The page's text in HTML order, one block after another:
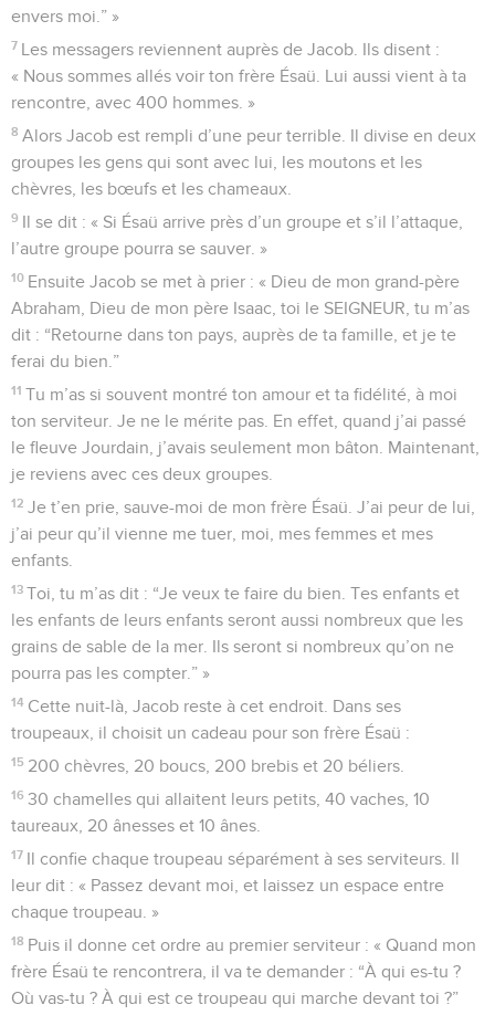
envers moi.” »
7 Les messagers reviennent auprès de Jacob. Ils disent :
« Nous sommes allés voir ton frère Ésaü. Lui aussi vient à ta
rencontre, avec 400 hommes. »
8 Alors Jacob est rempli d’une peur terrible. Il divise en deux
groupes les gens qui sont avec lui, les moutons et les
chèvres, les bœufs et les chameaux.
9 Il se dit : « Si Ésaü arrive près d’un groupe et s’il l’attaque,
l’autre groupe pourra se sauver. »
10 Ensuite Jacob se met à prier : « Dieu de mon grand-père
Abraham, Dieu de mon père Isaac, toi le SEIGNEUR, tu m’as
dit : “Retourne dans ton pays, auprès de ta famille, et je te
ferai du bien.”
11 Tu m’as si souvent montré ton amour et ta fidélité, à moi
ton serviteur. Je ne le mérite pas. En effet, quand j’ai passé
le fleuve Jourdain, j’avais seulement mon bâton. Maintenant,
je reviens avec ces deux groupes.
12 Je t’en prie, sauve-moi de mon frère Ésaü. J’ai peur de lui,
j’ai peur qu’il vienne me tuer, moi, mes femmes et mes
enfants.
13 Toi, tu m’as dit : “Je veux te faire du bien. Tes enfants et
les enfants de leurs enfants seront aussi nombreux que les
grains de sable de la mer. Ils seront si nombreux qu’on ne
pourra pas les compter.” »
14 Cette nuit-là, Jacob reste à cet endroit. Dans ses
troupeaux, il choisit un cadeau pour son frère Ésaü :
15 200 chèvres, 20 boucs, 200 brebis et 20 béliers.
16 30 chamelles qui allaitent leurs petits, 40 vaches, 10
taureaux, 20 ânesses et 10 ânes.
17 Il confie chaque troupeau séparément à ses serviteurs. Il
leur dit : « Passez devant moi, et laissez un espace entre
chaque troupeau. »
18 Puis il donne cet ordre au premier serviteur : « Quand mon
frère Ésaü te rencontrera, il va te demander : “À qui es-tu ?
Où vas-tu ? À qui est ce troupeau qui marche devant toi ?”